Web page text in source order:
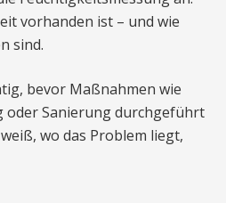
vorhanden ist – und wie
sind.
bevor Maßnahmen wie
oder Sanierung durchgeführt
wo das Problem liegt,